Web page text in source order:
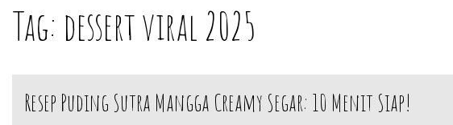
Tag: dessert viral 2025
Resep Puding Sutra Mangga Creamy Segar: 10 Menit Siap!